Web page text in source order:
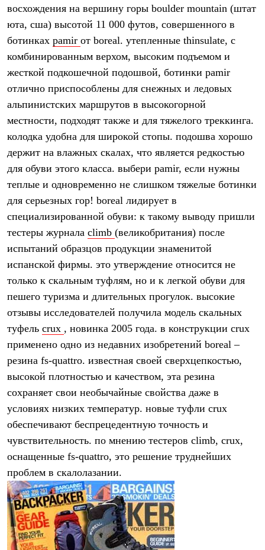
Брюки
Лёгкая одежда
Рубашки
Футболки
Толстовки
Брюки
Термобелье
Среднее термобелье
Легкое термобелье
Флисовая одежда
Брюки
Детская одежда
Утепленная пухом
Комбинезоны
Куртки
Брюки
Утепленная синтетикой
Комбинезоны
Куртки
Лёгкая одежда
Футболки
Брюки
Софтшелл одежда
Куртки
Флисовая одежда
Куртки
Брюки
Комбинезоны
Термобелье
Снаряжение
Палатки и тенты
Палатки
Аксессуары для палаток
Рюкзаки
Экспедиционные
Легкоходные
Альпинистские
Городские
Аксессуары для рюкзаков
Спальные мешки
Пуховые
Комбинированные
восхождения на вершину горы boulder mountain (штат
юта, сша) высотой 11 000 футов, совершенного в
ботинках pamir от boreal. утепленные thinsulate, с
комбинированным верхом, высоким подъемом и
жесткой подкошечной подошвой, ботинки pamir
отлично приспособлены для снежных и ледовых
альпинистских маршрутов в высокогорной
местности, подходят также и для тяжелого треккинга.
колодка удобна для широкой стопы. подошва хорошо
держит на влажных скалах, что является редкостью
для обуви этого класса. выбери pamir, если нужны
теплые и одновременно не слишком тяжелые ботинки
для серьезных гор! boreal лидирует в
специализированной обуви: к такому выводу пришли
тестеры журнала climb (великобритания) после
испытаний образцов продукции знаменитой
испанской фирмы. это утверждение относится не
только к скальным туфлям, но и к легкой обуви для
пешего туризма и длительных прогулок. высокие
отзывы исследователей получила модель скальных
туфель crux , новинка 2005 года. в конструкции crux
применено одно из недавних изобретений boreal –
резина fs-quattro. известная своей сверхцепкостью,
высокой плотностью и качеством, эта резина
сохраняет свои необычайные свойства даже в
условиях низких температур. новые туфли crux
обеспечивают беспрецедентную точность и
чувствительность. по мнению тестеров climb, crux,
оснащенные fs-quattro, это решение труднейших
проблем в скалолазании.